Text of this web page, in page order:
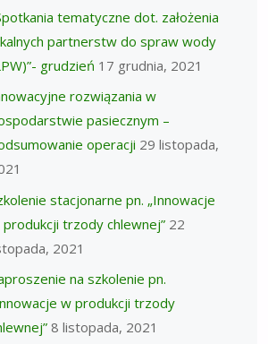
tematyczne dot. założenia
partnerstw do spraw wody
grudzień 17 grudnia, 2021
rozwiązania w
pasiecznym –
operacji 29 listopada,
stacjonarne pn. „Innowacje
produkcji trzody chlewnej” 22
2021
na szkolenie pn.
w produkcji trzody
8 listopada, 2021